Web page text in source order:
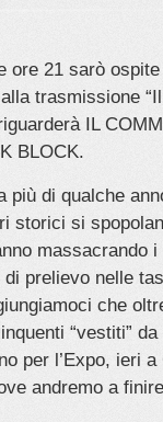
ore 21 sarò
trasmissione
IL
BLOCK.
più di qualche
storici si
massacrando
prelievo nelle
che
“vestiti”
per l’Expo, ieri
andremo a